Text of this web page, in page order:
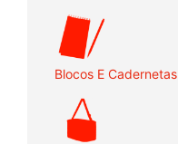
Blocos E Cadernetas